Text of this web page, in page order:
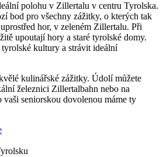
polohu v Zillertalu v centru Tyrolska.
bod pro všechny zážitky, o kterých tak
uprostřed hor, v zeleném Zillertalu. Při
upoutají hory a staré tyrolské domy.
kultury a strávit ideální
kulinářské zážitky. Údolí můžete
železnici Zillertalbahn nebo na
vaši seniorskou dovolenou máme ty